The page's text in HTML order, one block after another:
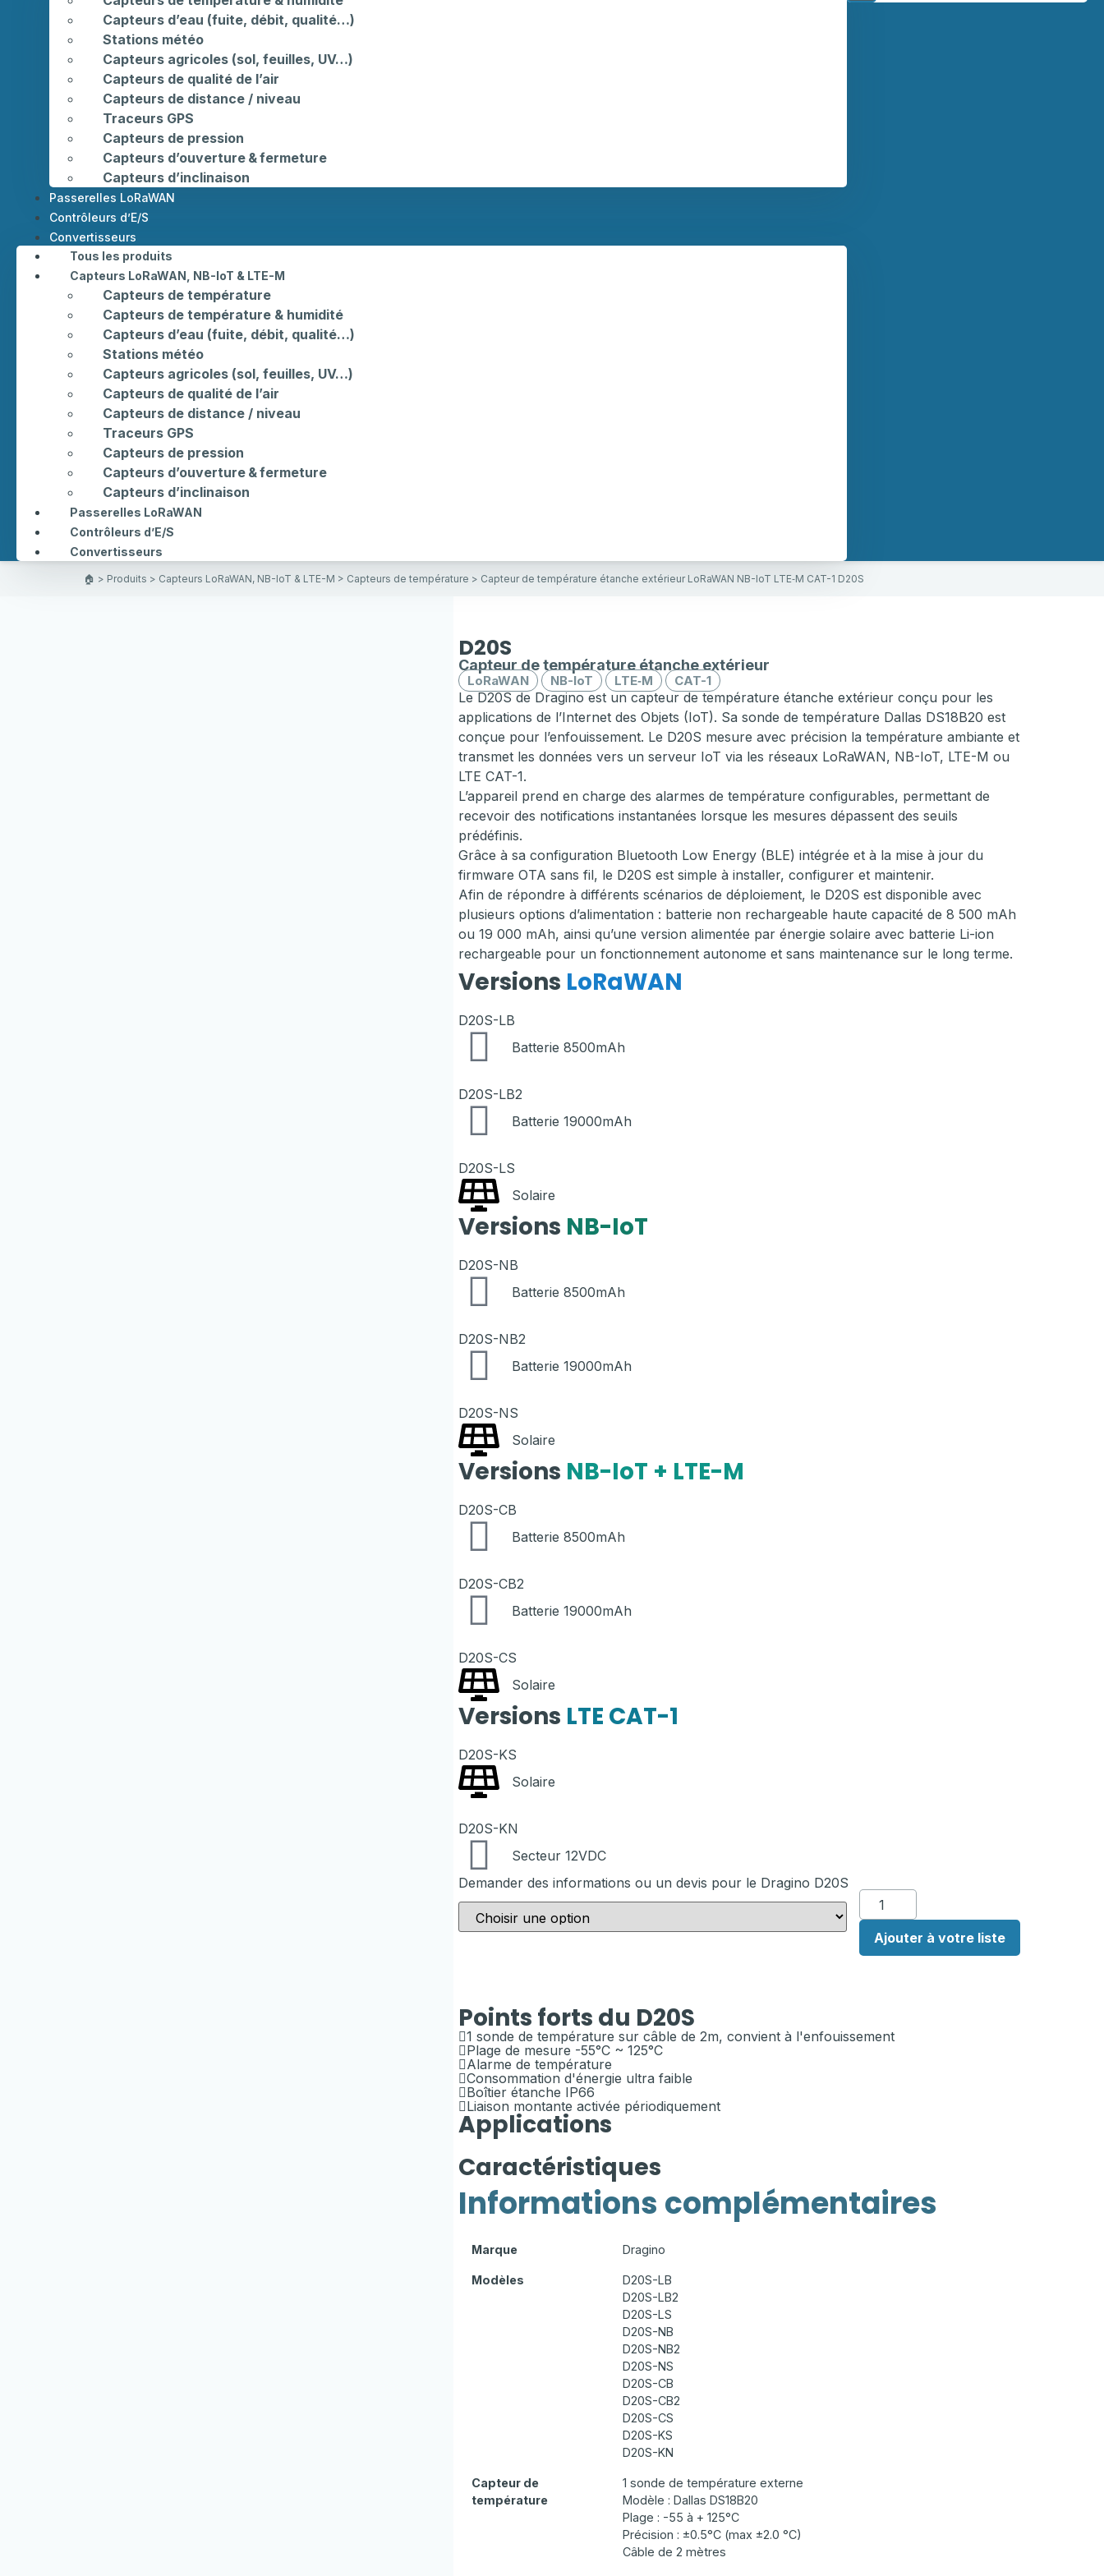
Capteurs d’eau (fuite, débit, qualité…)
Stations météo
Capteurs agricoles (sol, feuilles, UV…)
Capteurs de qualité de l’air
Capteurs de distance / niveau
Traceurs GPS
Capteurs de pression
Capteurs d’ouverture & fermeture
Capteurs d’inclinaison
Passerelles LoRaWAN
Contrôleurs d’E/S
Convertisseurs
Tous les produits
Capteurs LoRaWAN, NB-IoT & LTE-M
Capteurs de température
Capteurs de température & humidité
Capteurs d’eau (fuite, débit, qualité…)
Stations météo
Capteurs agricoles (sol, feuilles, UV…)
Capteurs de qualité de l’air
Capteurs de distance / niveau
Traceurs GPS
Capteurs de pression
Capteurs d’ouverture & fermeture
Capteurs d’inclinaison
Passerelles LoRaWAN
Contrôleurs d’E/S
Convertisseurs
🏠︎ > Produits > Capteurs LoRaWAN, NB-IoT & LTE-M > Capteurs de température > Capteur de température étanche extérieur LoRaWAN NB-IoT LTE‑M CAT-1 D20S
D20S
Capteur de température étanche extérieur
LoRaWAN NB-IoT LTE‑M CAT-1
Le D20S de Dragino est un capteur de température étanche extérieur conçu pour les
applications de l’Internet des Objets (IoT). Sa sonde de température Dallas DS18B20 est
conçue pour l’enfouissement. Le D20S mesure avec précision la température ambiante et
transmet les données vers un serveur IoT via les réseaux LoRaWAN, NB-IoT, LTE-M ou
LTE CAT-1.
L’appareil prend en charge des alarmes de température configurables, permettant de
recevoir des notifications instantanées lorsque les mesures dépassent des seuils
prédéfinis.
Grâce à sa configuration Bluetooth Low Energy (BLE) intégrée et à la mise à jour du
firmware OTA sans fil, le D20S est simple à installer, configurer et maintenir.
Afin de répondre à différents scénarios de déploiement, le D20S est disponible avec
plusieurs options d’alimentation : batterie non rechargeable haute capacité de 8 500 mAh
ou 19 000 mAh, ainsi qu’une version alimentée par énergie solaire avec batterie Li-ion
rechargeable pour un fonctionnement autonome et sans maintenance sur le long terme.
Versions LoRaWAN
D20S-LB
Batterie 8500mAh
D20S-LB2
Batterie 19000mAh
D20S-LS
Solaire
Versions NB-IoT
D20S-NB
Batterie 8500mAh
D20S-NB2
Batterie 19000mAh
D20S-NS
Solaire
Versions NB-IoT + LTE-M
D20S-CB
Batterie 8500mAh
D20S-CB2
Batterie 19000mAh
D20S-CS
Solaire
Versions LTE CAT-1
D20S-KS
Solaire
D20S-KN
Secteur 12VDC
Demander des informations ou un devis pour le Dragino D20S
Ajouter à votre liste
Points forts du D20S
1 sonde de température sur câble de 2m, convient à l'enfouissement
Plage de mesure -55°C ~ 125°C
Alarme de température
Consommation d'énergie ultra faible
Boîtier étanche IP66
Liaison montante activée périodiquement
Applications
Smart
buildings
&
domotique
Chaîne
logistique
Smart
metering
Smart
agriculture
Villes
intelligentes
Usines
intelligentes
Caractéristiques
Informations complémentaires
Marque Dragino
Modèles
D20S-LB
D20S-LB2
D20S-LS
D20S-NB
D20S-NB2
D20S-NS
D20S-CB
D20S-CB2
D20S-CS
D20S-KS
D20S-KN
Capteur de
température
1 sonde de température externe
Modèle : Dallas DS18B20
Plage : -55 à + 125°C
Précision : ±0.5°C (max ±2.0 °C)
Câble de 2 mètres